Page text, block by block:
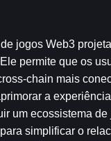
jogos Web3
permite que os
chain mais
a
um ecossistema
simplificar o